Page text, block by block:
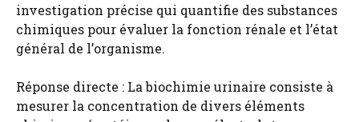
investigation précise qui quantifie des substances
chimiques pour évaluer la fonction rénale et l’état
général de l’organisme.
Réponse directe : La biochimie urinaire consiste à
mesurer la concentration de divers éléments